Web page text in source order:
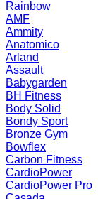
Rainbow
AMF
Ammity
Anatomico
Arland
Assault
Babygarden
BH Fitness
Body Solid
Bondy Sport
Bronze Gym
Bowflex
Carbon Fitness
CardioPower
CardioPower Pro